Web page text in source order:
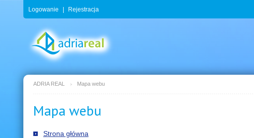
Logowanie | Rejestracja
ADRIA REAL Mapa webu
Mapa webu
Strona główna